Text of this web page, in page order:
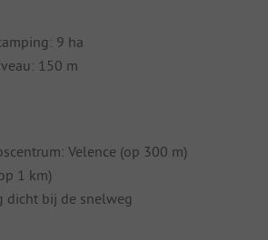
9 ha
150 m
Velence (op 300 m)
1 km)
dicht bij de snelweg